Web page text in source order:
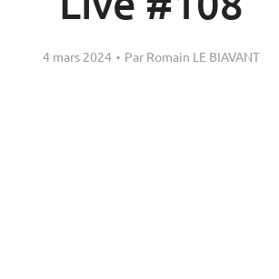
4 mars 2024 Par Romain LE BIAVANT